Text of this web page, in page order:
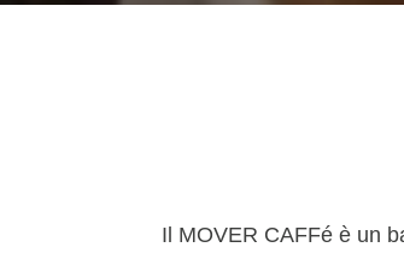
Il MOVER CAFFé è un